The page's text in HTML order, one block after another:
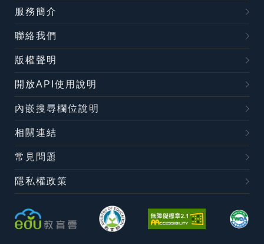
服務簡介
聯絡我們
版權聲明
開放API使用說明
內嵌搜尋欄位說明
相關連結
常見問題
隱私權政策